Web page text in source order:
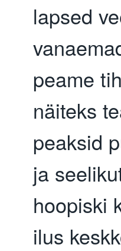
lapsed
peame
näiteks
peaksid
ja
hoopiski
ilus